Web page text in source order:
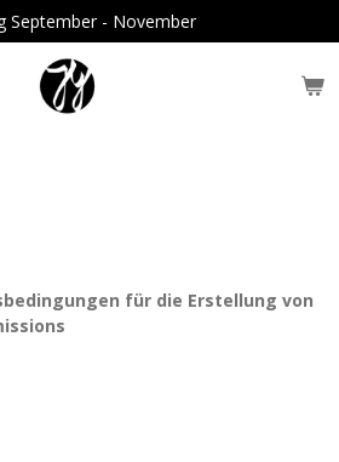
September - November
für die Erstellung von